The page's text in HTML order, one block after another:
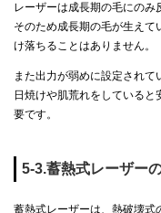
レーザーは成長期の毛にのみ
そのため成長期の毛が生え
け落ちることはありません。
また出力が弱めに設定されて
日焼けや肌荒れをしている
要です。
5-3.蓄熱式レーザー
蓄熱式レーザーは、熱破壊式